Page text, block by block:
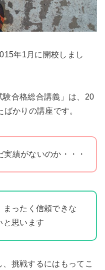
年1月に開校しまし
験合格総合講義」は、20
かりの講座です。
実績がないのか・・・
まったく信頼できな
と思います
挑戦するにはもってこ